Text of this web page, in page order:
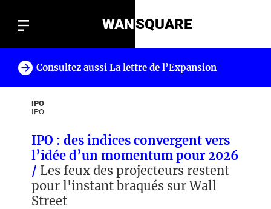
WANSQUARE
Consultez aussi La lettre de l’Expansion
IPO
IPO
IPO : des indices convergent vers
l’idée d’un momentum pour 2026
/ Les feux des projecteurs restent
pour l'instant braqués sur Wall
Street